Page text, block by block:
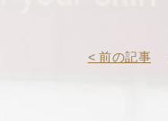
< 前の記事